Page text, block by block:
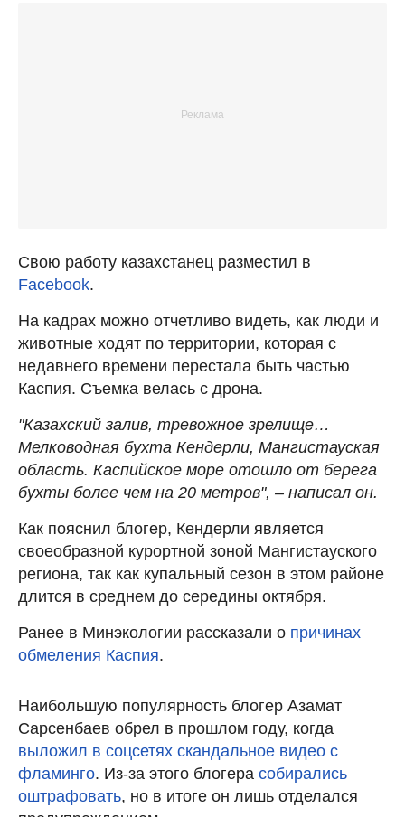
Свою работу казахстанец разместил в
Facebook.
На кадрах можно отчетливо видеть, как люди и
животные ходят по территории, которая с
недавнего времени перестала быть частью
Каспия. Съемка велась с дрона.
"Казахский залив, тревожное зрелище…
Мелководная бухта Кендерли, Мангистауская
область. Каспийское море отошло от берега
бухты более чем на 20 метров", – написал он.
Как пояснил блогер, Кендерли является
своеобразной курортной зоной Мангистауского
региона, так как купальный сезон в этом районе
длится в среднем до середины октября.
Ранее в Минэкологии рассказали о причинах
обмеления Каспия.
Наибольшую популярность блогер Азамат
Сарсенбаев обрел в прошлом году, когда
выложил в соцсетях скандальное видео с
фламинго. Из-за этого блогера собирались
оштрафовать, но в итоге он лишь отделался